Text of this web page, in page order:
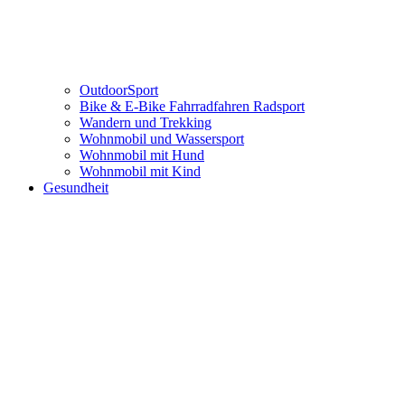
OutdoorSport
Bike & E-Bike Fahrradfahren Radsport
Wandern und Trekking
Wohnmobil und Wassersport
Wohnmobil mit Hund
Wohnmobil mit Kind
Gesundheit